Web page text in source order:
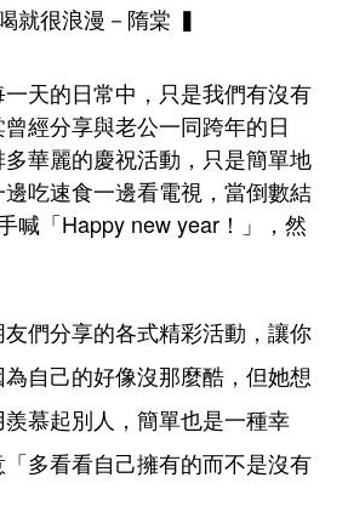
就很浪漫－隋棠 ▍
天的日常中，只是我們有沒有
經分享與老公一同跨年的日
華麗的慶祝活動，只是簡單地
吃速食一邊看電視，當倒數結
喊「Happy new year！」，然
們分享的各式精彩活動，讓你
自己的好像沒那麼酷，但她想
慕起別人，簡單也是一種幸
多看看自己擁有的而不是沒有